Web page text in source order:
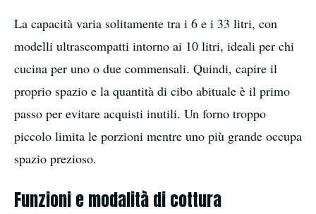
La capacità varia solitamente tra i 6 e i 33 litri, con
modelli ultrascompatti intorno ai 10 litri, ideali per chi
cucina per uno o due commensali. Quindi, capire il
proprio spazio e la quantità di cibo abituale è il primo
passo per evitare acquisti inutili. Un forno troppo
piccolo limita le porzioni mentre uno più grande occupa
spazio prezioso.
Funzioni e modalità di cottura